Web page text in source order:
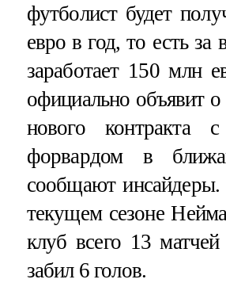
футболист будет
евро в год, то есть за
заработает 150 млн
официально объявит
нового контракта
форвардом в
сообщают
текущем сезоне
клуб всего 13
забил 6 голов.